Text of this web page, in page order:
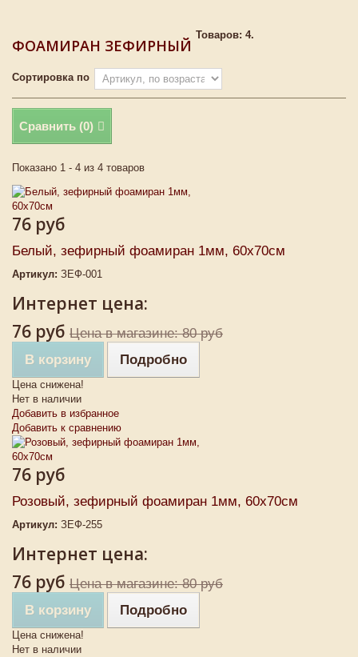
ФОАМИРАН ЗЕФИРНЫЙ
Товаров: 4.
Сортировка по
Сравнить (0)
Показано 1 - 4 из 4 товаров
76 руб
Белый, зефирный фоамиран 1мм, 60х70см
Артикул: ЗЕФ-001
Интернет цена:
76 руб Цена в магазине: 80 руб
В корзину
Подробно
Цена снижена!
Нет в наличии
Добавить в избранное
Добавить к сравнению
76 руб
Розовый, зефирный фоамиран 1мм, 60х70см
Артикул: ЗЕФ-255
Интернет цена:
76 руб Цена в магазине: 80 руб
В корзину
Подробно
Цена снижена!
Нет в наличии